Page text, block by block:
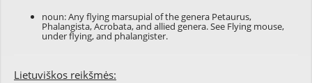
noun: Any flying marsupial of the genera Petaurus,
Phalangista, Acrobata, and allied genera. See Flying mouse,
underflying, and phalangister.
Lietuviškos reikšmės: